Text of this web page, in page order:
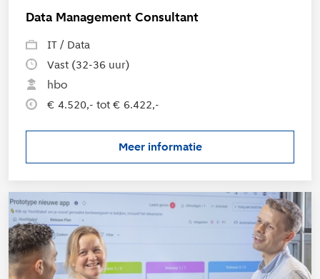
Data Management Consultant
IT / Data
Vast (32-36 uur)
hbo
€ 4.520,- tot € 6.422,-
Meer informatie
over de vacature Data